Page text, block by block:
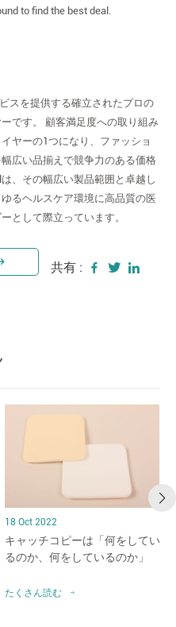
to find the best deal.
スを提供する確立されたプロの
です。 顧客満足度への取り組み
ヤーの1つになり、ファッショ
広い品揃えで競争力のある価格
、その幅広い製品範囲と卓越し
るヘルスケア環境に高品質の医
として際立っています。
共有 :
18 Oct 2022
キャッチコピーは「何をしてい
るのか、何をしているのか」
たくさん読む